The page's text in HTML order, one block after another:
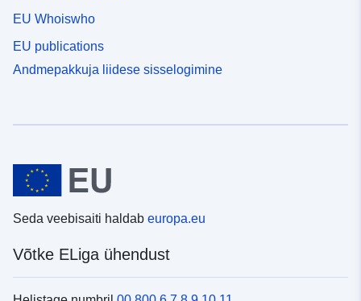
EU Whoiswho
EU publications
Andmepakkuja liidese sisselogimine
Seda veebisaiti haldab europa.eu
Võtke ELiga ühendust